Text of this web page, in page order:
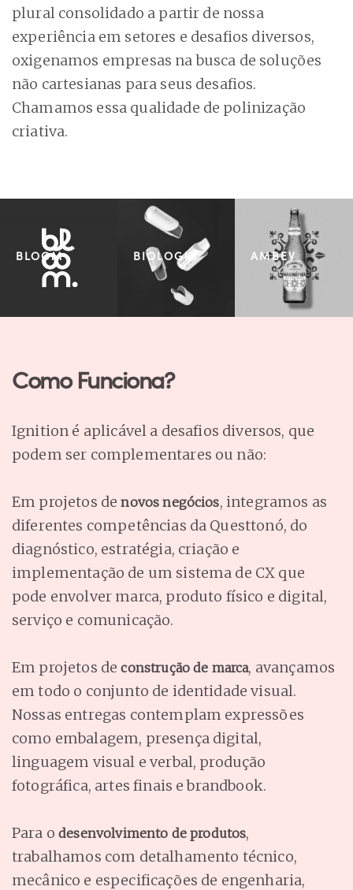
plural consolidado a partir de nossa
experiência em setores e desafios diversos,
oxigenamos empresas na busca de soluções
não cartesianas para seus desafios.
Chamamos essa qualidade de polinização
criativa.
BLOOM BIOLOGIX AMBEV
Como Funciona?
Ignition é aplicável a desafios diversos, que
podem ser complementares ou não:
Em projetos denovos negócios, integramos as
diferentes competências da Questtonó, do
diagnóstico, estratégia, criação e
implementação de um sistema de CX que
pode envolver marca, produto físico e digital,
serviço e comunicação.
Em projetos deconstrução de marca, avançamos
em todo o conjunto de identidade visual.
Nossas entregas contemplam expressões
como embalagem, presença digital,
linguagem visual e verbal, produção
fotográfica, artes finais e brandbook.
Para o desenvolvimento de produtos,
trabalhamos com detalhamento técnico,
mecânico e especificações de engenharia,